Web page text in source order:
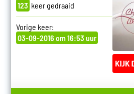
123 keer gedraaid
Vorige keer:
03-09-2016 om 16:53 uur